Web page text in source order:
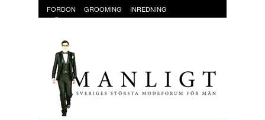
FORDON GROOMING
INREDNING
KLÄDER & ACCESSOARER
MAT OCH DRYCK